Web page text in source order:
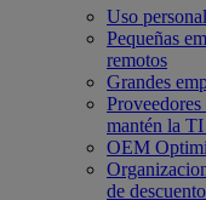
Uso personal
Pequeñas
remotos
Grandes
mantén la
OEM
de